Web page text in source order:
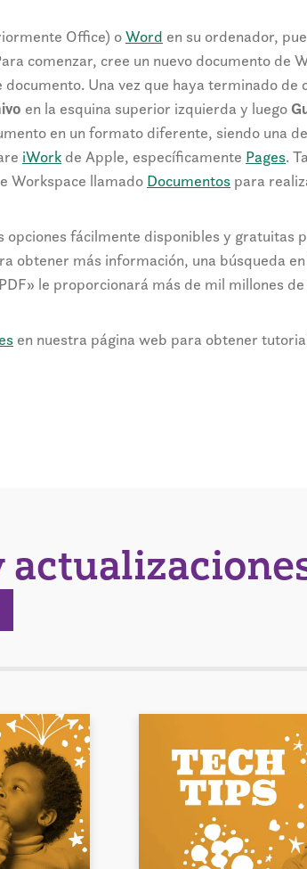
Office) oWord en su ordenador,
comenzar, cree un nuevo documento de
documento. Una vez que haya terminado de
en la esquina superior izquierda y luego
en un formato diferente, siendo una
iWork de Apple, específicamente Pages.
Workspace llamado Documentos para
opciones fácilmente disponibles y gratuitas
obtener más información, una búsqueda
le proporcionará más de mil millones
en nuestra página web para obtener